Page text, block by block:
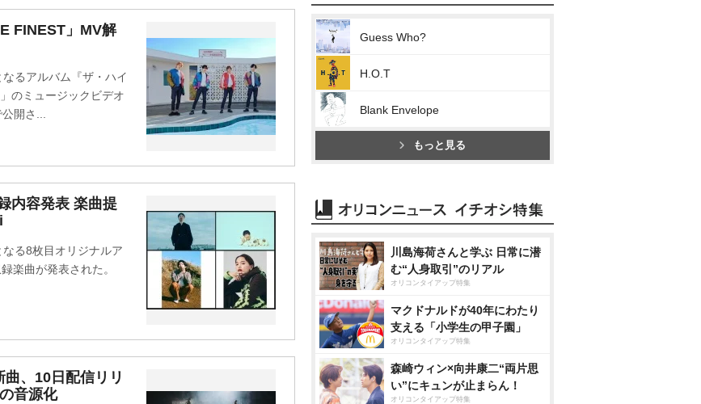
u
t
FINEST」MV解
るアルバム『ザ・ハイ
のミュージックビデオ
開さ...
内容発表 楽曲提
る8枚目オリジナルア
楽曲が発表された。
、10日配信リリ
音源化
Guess Who?
H.O.T
Blank Envelope
もっと見る
川島海荷さんと学ぶ 日常に潜
む“人身取引”のリアル
オリコンタイアップ特集
マクドナルドが40年にわたり
支える「小学生の甲子園」
オリコンタイアップ特集
森崎ウィン×向井康二“両片思
い”にキュンが止まらん！
オリコンタイアップ特集